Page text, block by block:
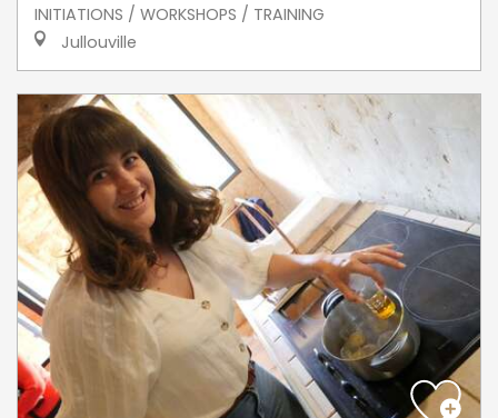
INITIATIONS / WORKSHOPS / TRAINING
Jullouville